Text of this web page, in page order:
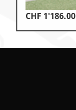
CHF 1'186.00